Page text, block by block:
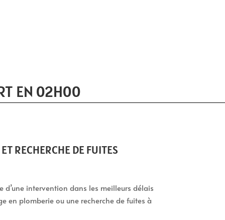
EN 02H00
RECHERCHE DE FUITES
d’une intervention dans les meilleurs délais
en plomberie ou une recherche de fuites à